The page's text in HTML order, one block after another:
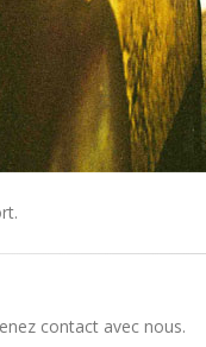
contact avec nous.